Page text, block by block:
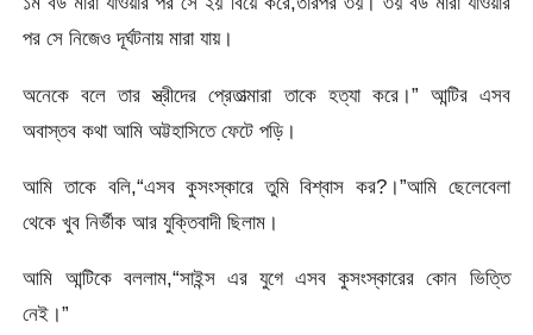
পর সে নিজেও দূর্ঘটনায় মারা যায়।
অনেকে বলে তার স্ত্রীদের প্রেতাত্মারা তাকে হত্যা করে।” আন্টির এসব
অবাস্তব কথা আমি অট্টহাসিতে ফেটে পড়ি।
আমি তাকে বলি,“এসব কুসংস্কারে তুমি বিশ্বাস কর?।”আমি ছেলেবেলা
থেকে খুব নির্ভীক আর যুক্তিবাদী ছিলাম।
আমি আন্টিকে বললাম,“সাইন্স এর যুগে এসব কুসংস্কারের কোন ভিত্তি
নেই।”